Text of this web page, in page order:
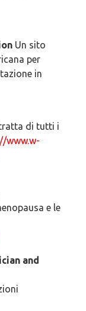
Un sito
per
in
di tutti i
www.w-
e le
and